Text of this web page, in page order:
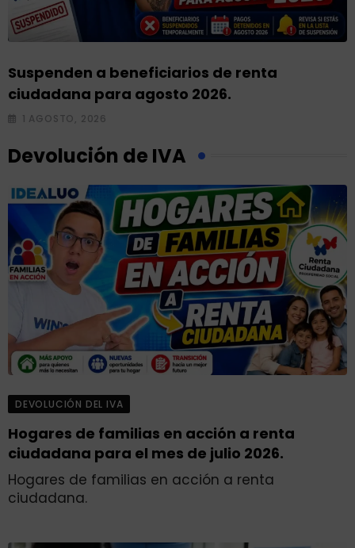
a beneficiarios de renta
para agosto 2026.
2026
Devolución de IVA
DEVOLUCIÓN DEL IVA
Hogares de familias en acción a renta
ciudadana para el mes de julio 2026.
Hogares de familias en acción a renta
ciudadana.